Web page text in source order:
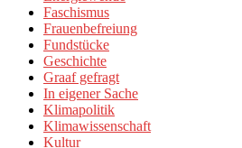
Faschismus
Frauenbefreiung
Fundstücke
Geschichte
Graaf gefragt
In eigener Sache
Klimapolitik
Klimawissenschaft
Kultur